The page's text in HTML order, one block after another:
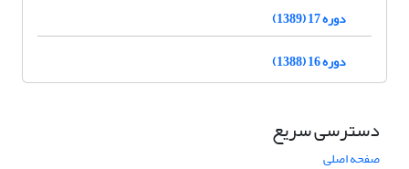
دوره 17 (1389)
دوره 16 (1388)
دسترسی سریع
صفحه اصلی